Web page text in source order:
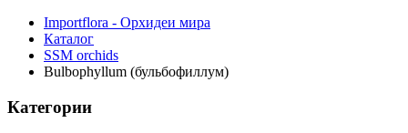
Importflora - Орхидеи мира
Каталог
SSM orchids
Bulbophyllum (бульбофиллум)
Категории